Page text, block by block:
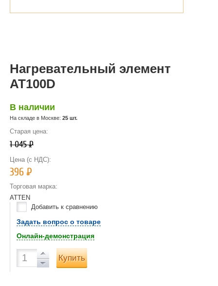
Нагревательный элемент
AT100D
В наличии
На складе в Москве: 25 шт.
Старая цена:
1 045Р
Цена (с НДС):
396Р
Торговая марка:
ATTEN
Добавить к сравнению
Задать вопрос о товаре
Онлайн-демонстрация
Купить